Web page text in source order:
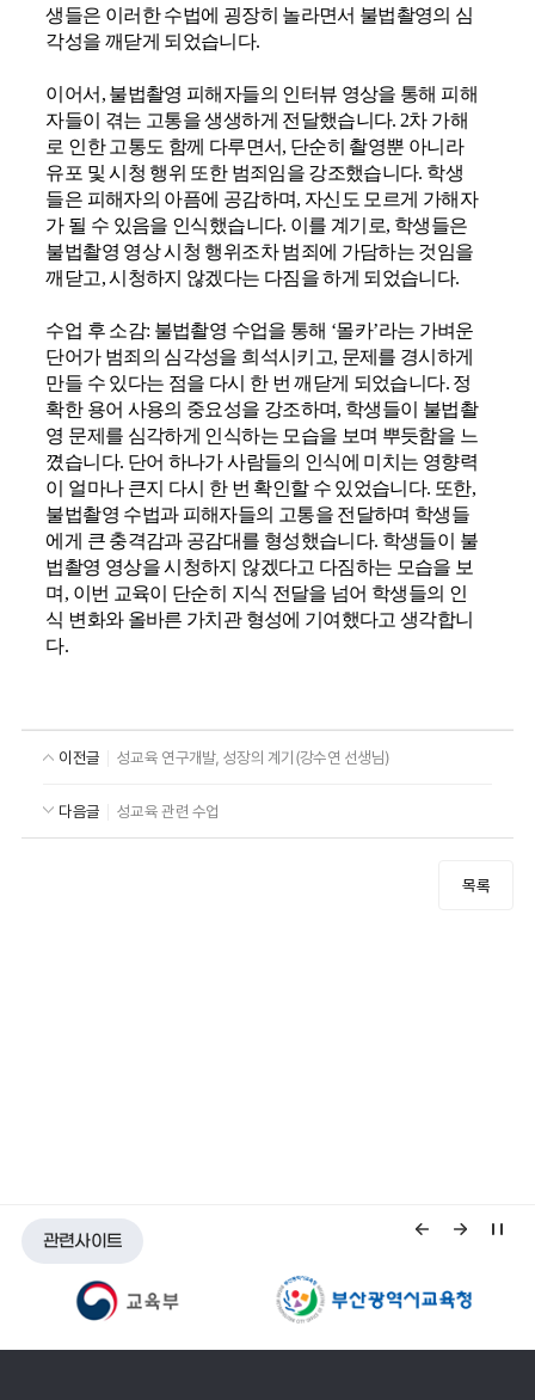
생들은 이러한 수법에 굉장히 놀라면서 불법촬영의 심
각성을 깨닫게 되었습니다.
이어서 , 불법촬영 피해자들의 인터뷰 영상을 통해 피해
자들이 겪는 고통을 생생하게 전달했습니다. 2차 가해
로 인한 고통도 함께 다루면서, 단순히 촬영뿐 아니라
유포 및 시청 행위 또한 범죄임을 강조했습니다. 학생
들은 피해자의 아픔에 공감하며, 자신도 모르게 가해자
가 될 수 있음을 인식했습니다. 이를 계기로, 학생들은
불법촬영 영상 시청 행위조차 범죄에 가담하는 것임을
깨닫고,시청하지 않겠다는 다짐을 하게 되었습니다.
수업 후 소감: 불법촬영 수업을 통해 ‘몰카’라는 가벼운
단어가 범죄의 심각성을 희석시키고, 문제를 경시하게
만들 수 있다는 점을 다시 한 번 깨닫게 되었습니다. 정
확한 용어 사용의 중요성을 강조하며, 학생들이 불법촬
영 문제를 심각하게 인식하는 모습을 보며 뿌듯함을 느
꼈습니다. 단어 하나가 사람들의 인식에 미치는 영향력
이 얼마나 큰지 다시 한 번 확인할 수 있었습니다. 또한,
불법촬영 수법과 피해자들의 고통을 전달하며 학생들
에게 큰 충격감과 공감대를 형성했습니다. 학생들이 불
법촬영 영상을 시청하지 않겠다고 다짐하는 모습을 보
며 , 이번 교육이 단순히 지식 전달을 넘어 학생들의 인
식 변화와 올바른 가치관 형성에 기여했다고 생각합니
다.
이전글 성교육 연구개발, 성장의 계기(강수연 선생님)
다음글 성교육 관련 수업
목록
관련사이트